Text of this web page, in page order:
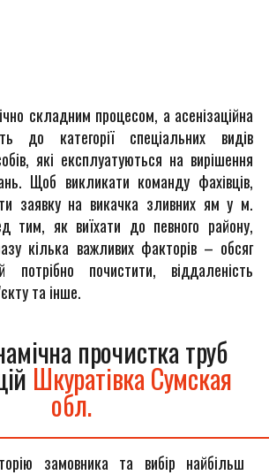
складним процесом, а асенізаційна
до категорії спеціальних видів
які експлуатуються на вирішення
Щоб викликати команду фахівців,
заявку на викачка зливних ям у м.
тим, як виїхати до певного району,
кілька важливих факторів – обсяг
потрібно почистити, віддаленість
та інше.
прочистка труб
Шкуратівка Сумская
обл.
замовника та вибір найбільш